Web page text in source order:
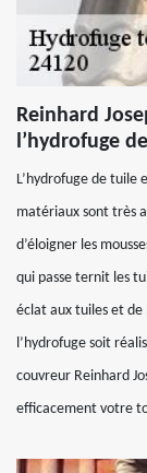
Reinhard
l’hydrofuge
L’hydrofuge de tuile
matériaux sont très
d’éloigner les
qui passe ternit les
éclat aux tuiles et de
l’hydrofuge soit
couvreur Reinhard
efficacement votre